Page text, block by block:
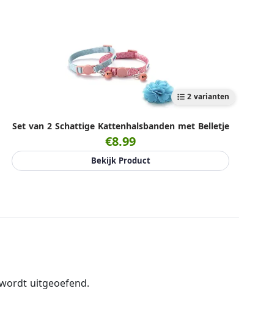
2 varianten
Set van 2 Schattige Kattenhalsbanden met Belletje
€8.99
Bekijk Product
uitgeoefend.